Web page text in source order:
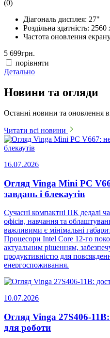
(0)
Діагональ дисплея: 27"
Роздільна здатність: 2560
Частота оновлення
5 699грн.
порівняти
Детально
Новини та огляди
Останні новини та оновлення
Читати всі новини
16.07.2026
Огляд Vinga Mini PC
завдань і блекаутів
Сучасні компактні ПК дедалі
офісів, навчання та
важливими є мінімальні
Процесори Intel Core 12-го
актуальним рішенням,
продуктивністю для
енергоспоживання.
10.07.2026
Огляд Vinga 27S406-
для роботи